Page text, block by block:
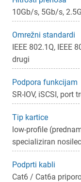
10Gb/s, 5Gb/s,
Omrežni standardi
IEEE 802.1Q, IEEE
drugi
Podpora funkcijam
SR-IOV, iSCSI, port
Tip kartice
low-profile
specializiran
Podprti kabli
Cat6 / Cat6a
Prekliči